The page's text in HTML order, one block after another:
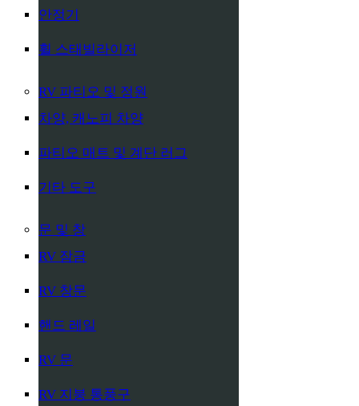
안정기
휠 스태빌라이저
RV 파티오 및 정원
차양, 캐노피 차양
파티오 매트 및 계단 러그
기타 도구
문 및 창
RV 잠금
RV 창문
핸드 레일
RV 문
RV 지붕 통풍구